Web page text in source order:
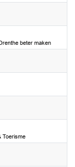
beter maken
Toerisme